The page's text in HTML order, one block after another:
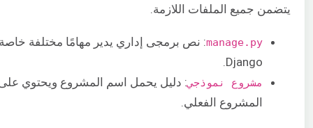
يتضمن جميع الملفات اللازمة.
manage.py: نص برمجى إداري يدير مهامًا مختلفة خاصة
Django.
مشروع نموذجي: دليل يحمل اسم المشروع ويحتوي
المشروع الفعلي.